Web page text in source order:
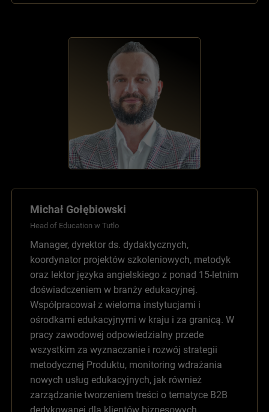
Michał Gołębiowski
Head of Education w Tutlo
Manager, dyrektor ds. dydaktycznych,
koordynator projektów szkoleniowych, metodyk
oraz lektor języka angielskiego z ponad 15-letnim
doświadczeniem w branży edukacyjnej.
Współpracował z wieloma instytucjami i
ośrodkami edukacyjnymi w kraju i za granicą. W
pracy zawodowej odpowiedzialny przede
wszystkim za wyznaczanie i rozwój strategii
metodycznej Produktu, monitoring wdrażania
nowych usług edukacyjnych, jak również
zarządzanie tworzeniem treści o tematyce B2B
dedykowanej dla klientów biznesowych.